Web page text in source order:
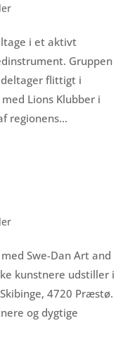
i et aktivt
Gruppen
flittigt i
Lions Klubber i
regionens...
Swe-Dan Art and
kunstnere udstiller i
4720 Præstø.
og dygtige